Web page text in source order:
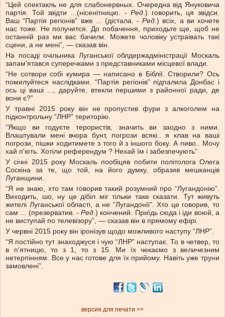
“Цей спектакль не для слабонервных. Очередна від Януковича
партія. Той звідти ...(нісенітницю. -Ред.) говорить, ця звідси.
Ваш “Партія регіонів” вже ... (дістала. -Ред.) всіх, а ви хочете
нас тоже. Не получится. До побачення, приходьте ще, щоб не
останній раз ми вас бачили. Можете чоловіку устраівать такі
сцени, а не мені”, — сказав він.
На посаді очільника Луганської облдержадміністрації Москаль
запам'ятався суперечками з представниками місцевої влади.
“Не сотвори собі кумира — написано в Біблії. Створили? Ось
помилуйтеся наслідками. “Партія регіонів” підпалила Донбас і
ось ці ваші ..., даруйте, втекли першими з районної ради, де
вони є?”
У травні 2015 року він не пропустив фури з алкоголем на
підконтрольну “ЛНР” територію.
“Якщо ви годуєте терористів, значить ви заодно з ними.
Влаштували мені вчора бунт, погрози всякі.. я клав на ваші
погрози, пішки ходитимете з того й з іншого боку. А пиво.. Мочу
хай п'ють. Хотіли референдум ? Нехай їм і забезпечують”
У січні 2015 року Москаль пообіцяв побити політолога Олега
Соскіна за те, що той, на його думку, образив мешканців
Луганщини.
“Я не знаю, хто там говорив такий розумний про “Лугандонію”.
Виходить, шо, ну це дібіл міг тільки таке сказати. Тут живуть
жителі Луганської області, а не “Лугандонії”. Хто це говорив, то
сам ... (презерватив. -Ред.) кончений. Приїдь сюда і іди воюй, а
не виступай по телевізору”, — сказав він в прямому ефірі.
У червні 2015 року він іронізув щодо можливого наступу “ЛНР”.
“Я постійно тут знаходжуся і чую “ЛНР” наступає. То в четвер, то
в п’ятницю, то з 1, то з 15. Ми їх чекаємо з величезним
нетерпінням. Все у нас готове для їх прийому. Навіть уже труни
замовлені”.
версия для печати >>